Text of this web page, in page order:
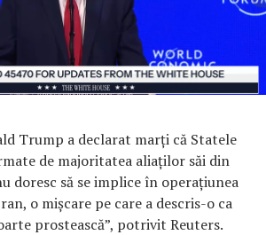
Trump a declarat marți că Statele
de majoritatea aliaților săi din
doresc să se implice în operațiunea
o mișcare pe care a descris-o ca
prostească”, potrivit Reuters.